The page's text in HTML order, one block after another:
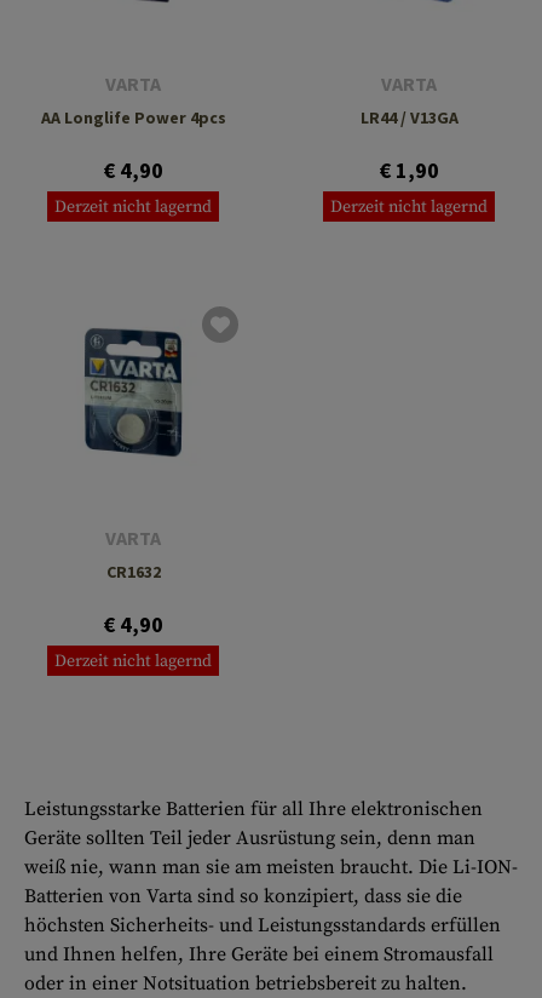
VARTA
AA Longlife Power 4pcs
€ 4,90
Derzeit nicht lagernd
VARTA
LR44 / V13GA
€ 1,90
Derzeit nicht lagernd
VARTA
CR1632
€ 4,90
Derzeit nicht lagernd
Leistungsstarke Batterien für all Ihre elektronischen
Geräte sollten Teil jeder Ausrüstung sein, denn man
weiß nie, wann man sie am meisten braucht. Die Li-ION-
Batterien von Varta sind so konzipiert, dass sie die
höchsten Sicherheits- und Leistungsstandards erfüllen
und Ihnen helfen, Ihre Geräte bei einem Stromausfall
oder in einer Notsituation betriebsbereit zu halten.